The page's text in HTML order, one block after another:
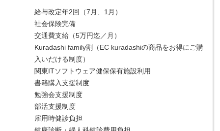
給与改定年2回（7月、1月）
社会保険完備
交通費支給（5万円迄／月）
Kuradashi family割（EC kuradashiの商品をお得にご購
入いだける制度）
関東ITソフトウェア健保保有施設利用
書籍購入支援制度
勉強会支援制度
部活支援制度
雇用時健診負担